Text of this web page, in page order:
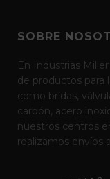
SOBRE
En Industrias
de productos para
como bridas,
carbón, acero
nuestros centros
realizamos envíos